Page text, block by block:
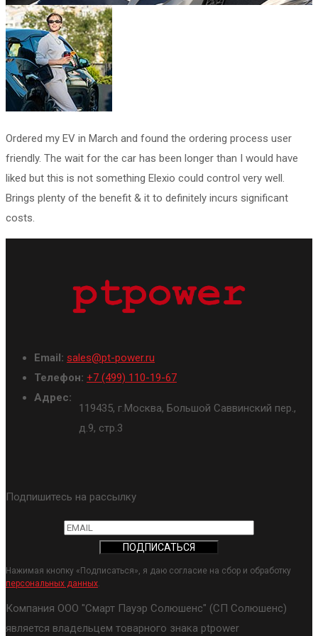
Ordered my EV in March and found the ordering process user
friendly. The wait for the car has been longer than I would have
liked but this is not something Elexio could control very well.
Brings plenty of the benefit & it to definitely incurs significant
costs.
Email: sales@pt-power.ru
Телефон: +7 (499) 110-19-67
Адрес:
119435, г.Москва, Большой Саввинский пер.,
д.9, стр.3
Подпишитесь на рассылку
Нажимая кнопку «Подписаться», я даю согласие на сбор и обработку
персональных данных.
Компания ООО "Смарт Пауэр Солюшенс" (СП Солюшенс)
является владельцем товарного знака ptpower